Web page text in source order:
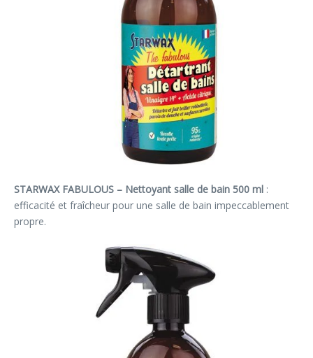
STARWAX FABULOUS – Nettoyant salle de bain 500 ml :
efficacité et fraîcheur pour une salle de bain impeccablement
propre.